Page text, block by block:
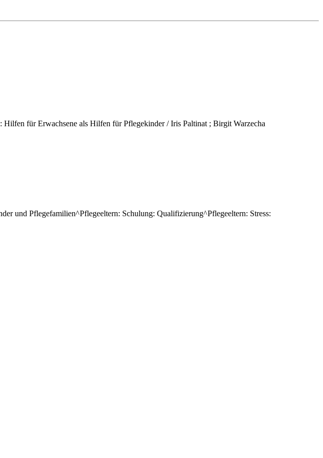
für Erwachsene als Hilfen für Pflegekinder / Iris Paltinat ; Birgit Warzecha
und Pflegefamilien^Pflegeeltern: Schulung: Qualifizierung^Pflegeeltern: Stress: